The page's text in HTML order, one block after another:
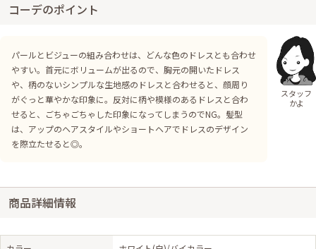
コーデのポイント
パールとビジューの組み合わせは、どんな色のドレスとも合わせ
やすい。首元にボリュームが出るので、胸元の開いたドレス
や、柄のないシンプルな生地感のドレスと合わせると、顔周り
がぐっと華やかな印象に。反対に柄や模様のあるドレスと合わ
せると、ごちゃごちゃした印象になってしまうのでNG。髪型
は、アップのヘアスタイルやショートヘアでドレスのデザイン
を際立たせると◎。
スタッフ
かよ
商品詳細情報